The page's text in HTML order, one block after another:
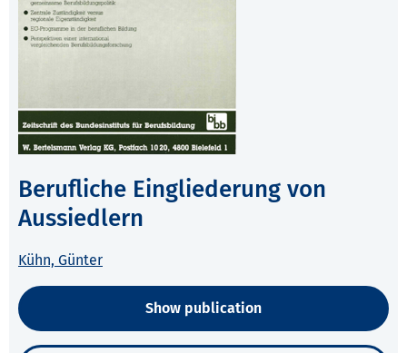
Berufliche Eingliederung von
Aussiedlern
Kühn, Günter
Show publication